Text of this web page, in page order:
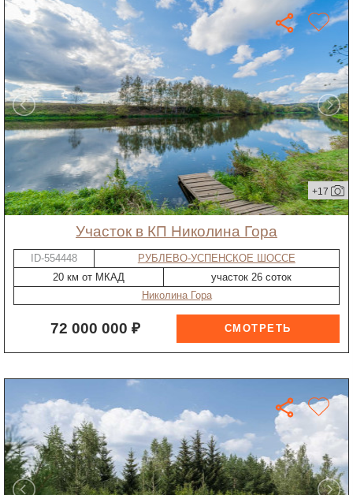
+17
участок в КП Николина Гора
ID-554448
РУБЛЕВО-УСПЕНСКОЕ ШОССЕ
20 км от МКАД
участок 26 соток
Николина Гора
72 000 000 ₽